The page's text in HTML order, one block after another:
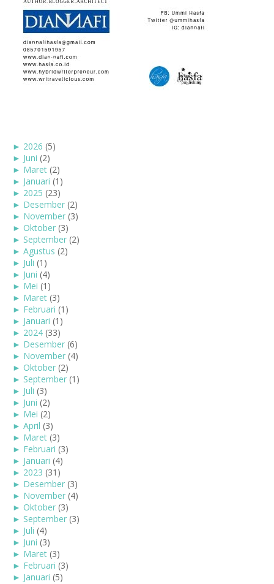
► 2026 (5)
► Juni (2)
► Maret (2)
► Januari (1)
► 2025 (23)
► Desember (2)
► November (3)
► Oktober (3)
► September (2)
► Agustus (2)
► Juli (1)
► Juni (4)
► Mei (1)
► Maret (3)
► Februari (1)
► Januari (1)
► 2024 (33)
► Desember (6)
► November (4)
► Oktober (2)
► September (1)
► Juli (3)
► Juni (2)
► Mei (2)
► April (3)
► Maret (3)
► Februari (3)
► Januari (4)
► 2023 (31)
► Desember (3)
► November (4)
► Oktober (3)
► September (3)
► Juli (4)
► Juni (3)
► Maret (3)
► Februari (3)
► Januari (5)